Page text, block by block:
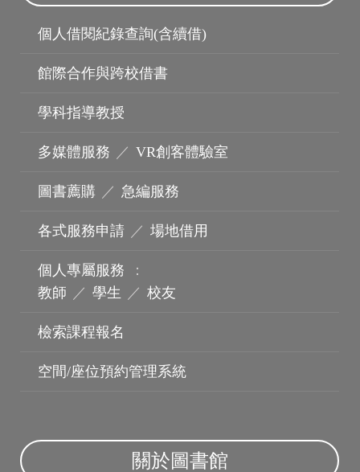
個人借閱紀錄查詢(含續借)
館際合作與跨校借書
學科指導教授
多媒體服務 ／ VR創客體驗室
圖書薦購 ／ 急編服務
各式服務申請 ／ 場地借用
個人專屬服務
：
教師 ／ 學生 ／ 校友
檢索課程報名
空間/座位預約管理系統
關於圖書館